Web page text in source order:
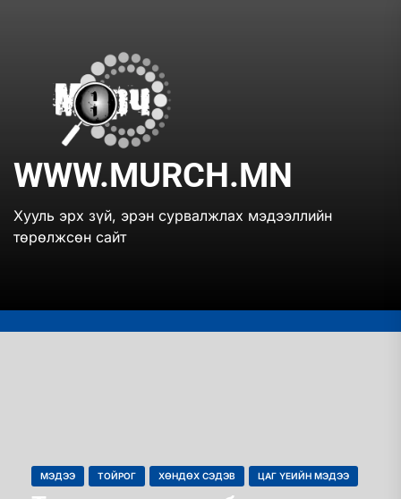
WWW.MURCH.MN
Хууль эрх зүй, эрэн сурвалжлах мэдээллийн
төрөлжсөн сайт
МЭДЭЭ ТОЙРОГ ХӨНДӨХ СЭДЭВ ЦАГ ҮЕИЙН МЭДЭЭ